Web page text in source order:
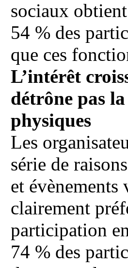
sociaux
54 % des
que ces
L’intérêt
détrône pas
physiques
Les
série de
et
clairement
participation
74 % des